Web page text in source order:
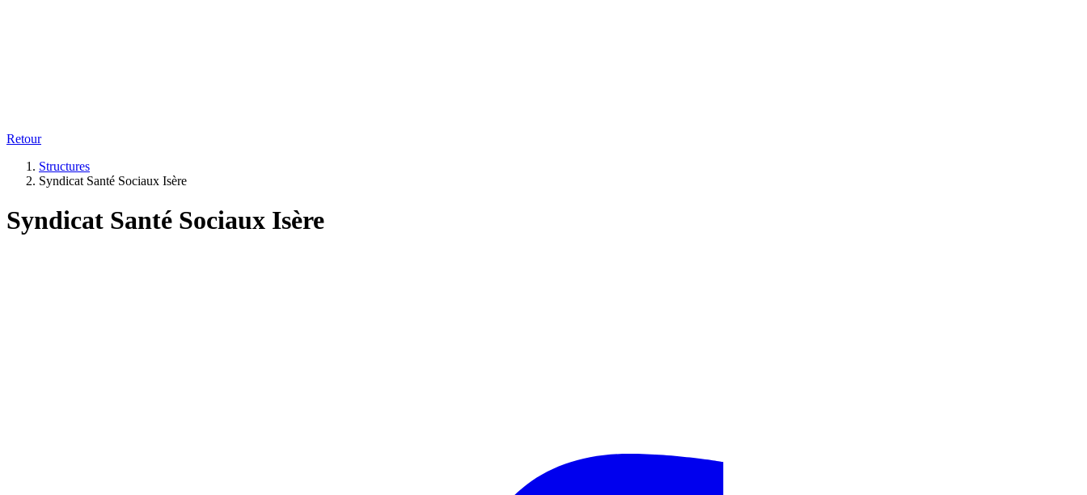
Retour
Structures
Syndicat Santé Sociaux Isère
Syndicat Santé Sociaux Isère